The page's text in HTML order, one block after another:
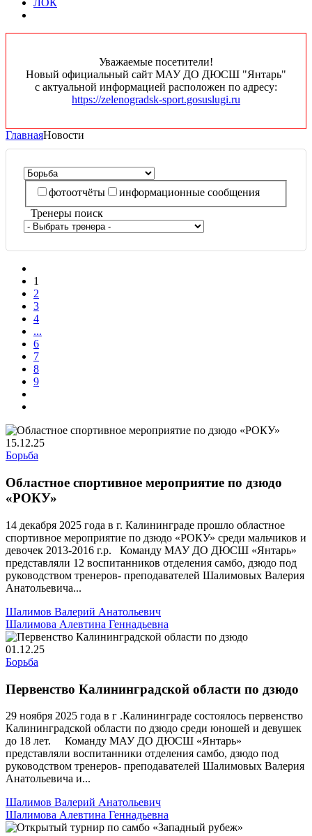
Уважаемые посетители!
Новый официальный сайт МАУ ДО ДЮСШ "Янтарь"
с актуальной информацией расположен по адресу:
https://zelenogradsk-sport.gosuslugi.ru
ГлавнаяНовости
фотоотчёты
информационные сообщения
Тренеры поиск
1
2
3
4
...
6
7
8
9
15.12.25
Борьба
Областное спортивное мероприятие по дзюдо
«РОКУ»
14 декабря 2025 года в г. Калининграде прошло областное
спортивное мероприятие по дзюдо «РОКУ» среди мальчиков и
девочек 2013-2016 г.р. Команду МАУ ДО ДЮСШ «Янтарь»
представляли 12 воспитанников отделения самбо, дзюдо под
руководством тренеров- преподавателей Шалимовых Валерия
Анатольевича...
Шалимов Валерий Анатольевич
Шалимова Алевтина Геннадьевна
01.12.25
Борьба
Первенство Калининградской области по дзюдо
29 ноября 2025 года в г .Калининграде состоялось первенство
Калининградской области по дзюдо среди юношей и девушек
до 18 лет. Команду МАУ ДО ДЮСШ «Янтарь»
представляли воспитанники отделения самбо, дзюдо под
руководством тренеров- преподавателей Шалимовых Валерия
Анатольевича и...
Шалимов Валерий Анатольевич
Шалимова Алевтина Геннадьевна